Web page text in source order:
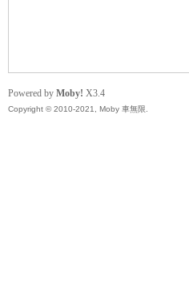
Powered by Moby! X3.4
Copyright © 2010-2021, Moby 車無限.